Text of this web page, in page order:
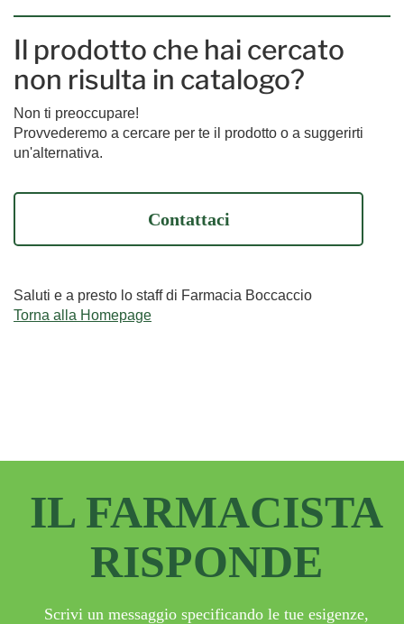
Il prodotto che hai cercato
non risulta in catalogo?
Non ti preoccupare!
Provvederemo a cercare per te il prodotto o a suggerirti
un'alternativa.
Contattaci
Saluti e a presto lo staff di Farmacia Boccaccio
Torna alla Homepage
IL FARMACISTA
RISPONDE
Scrivi un messaggio specificando le tue esigenze,